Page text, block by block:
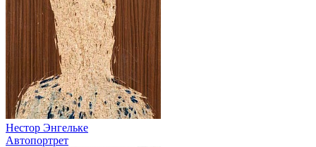
Нестор Энгельке
Автопортрет